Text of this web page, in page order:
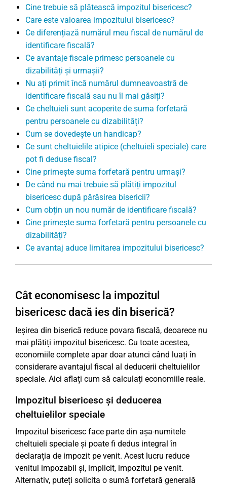
Cine trebuie să plătească impozitul bisericesc?
Care este valoarea impozitului bisericesc?
Ce diferențiază numărul meu fiscal de numărul de
identificare fiscală?
Ce avantaje fiscale primesc persoanele cu
dizabilități și urmașii?
Nu ați primit încă numărul dumneavoastră de
identificare fiscală sau nu îl mai găsiți?
Ce cheltuieli sunt acoperite de suma forfetară
pentru persoanele cu dizabilități?
Cum se dovedește un handicap?
Ce sunt cheltuielile atipice (cheltuieli speciale) care
pot fi deduse fiscal?
Cine primește suma forfetară pentru urmași?
De când nu mai trebuie să plătiți impozitul
bisericesc după părăsirea bisericii?
Cum obțin un nou număr de identificare fiscală?
Cine primește suma forfetară pentru persoanele cu
dizabilități?
Ce avantaj aduce limitarea impozitului bisericesc?
Cât economisesc la impozitul
bisericesc dacă ies din biserică?
Ieșirea din biserică reduce povara fiscală, deoarece nu
mai plătiți impozitul bisericesc. Cu toate acestea,
economiile complete apar doar atunci când luați în
considerare avantajul fiscal al deducerii cheltuielilor
speciale. Aici aflați cum să calculați economiile reale.
Impozitul bisericesc și deducerea
cheltuielilor speciale
Impozitul bisericesc face parte din așa-numitele
cheltuieli speciale și poate fi dedus integral în
declarația de impozit pe venit. Acest lucru reduce
venitul impozabil și, implicit, impozitul pe venit.
Alternativ, puteți solicita o sumă forfetară generală